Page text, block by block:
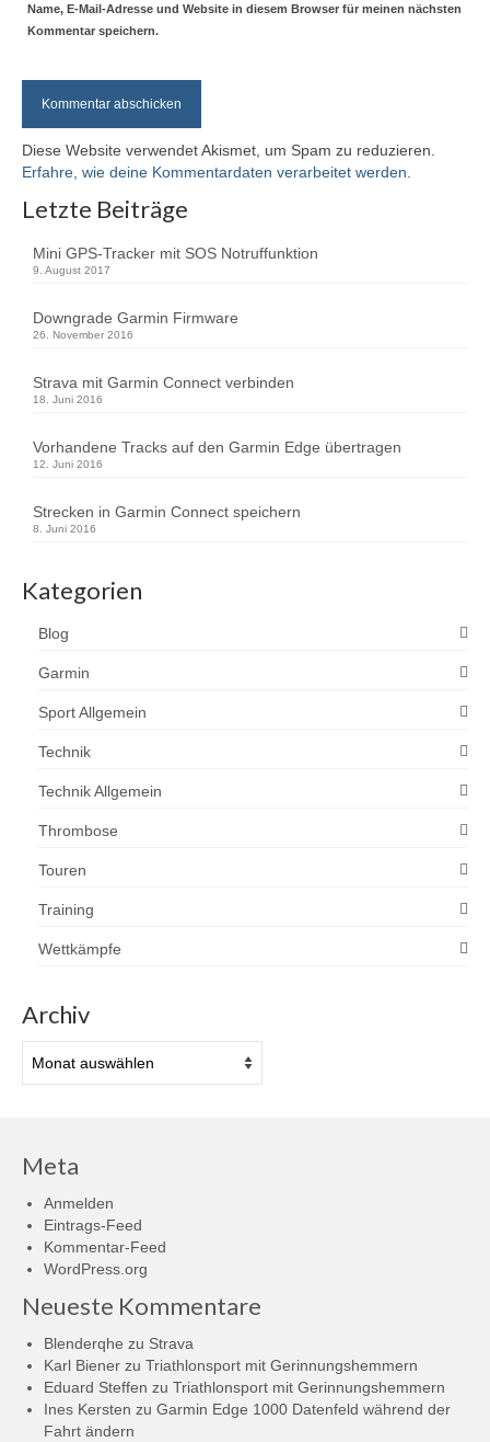
Name, E-Mail-Adresse und Website in diesem Browser für meinen nächsten
Kommentar speichern.
Diese Website verwendet Akismet, um Spam zu reduzieren.
Erfahre, wie deine Kommentardaten verarbeitet werden.
Letzte Beiträge
Mini GPS-Tracker mit SOS Notruffunktion
9. August 2017
Downgrade Garmin Firmware
26. November 2016
Strava mit Garmin Connect verbinden
18. Juni 2016
Vorhandene Tracks auf den Garmin Edge übertragen
12. Juni 2016
Strecken in Garmin Connect speichern
8. Juni 2016
Kategorien
Blog
Garmin
Sport Allgemein
Technik
Technik Allgemein
Thrombose
Touren
Training
Wettkämpfe
Archiv
Meta
Anmelden
Eintrags-Feed
Kommentar-Feed
WordPress.org
Neueste Kommentare
Blenderqhe zu Strava
Karl Biener zu Triathlonsport mit Gerinnungshemmern
Eduard Steffen zu Triathlonsport mit Gerinnungshemmern
Ines Kersten zu Garmin Edge 1000 Datenfeld während der
Fahrt ändern